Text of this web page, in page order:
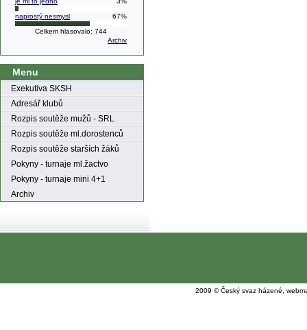
naprostý nesmysl
67%
Celkem hlasovalo: 744
Archiv
Menu
Exekutiva SKSH
Adresář klubů
Rozpis soutěže mužů - SRL
Rozpis soutěže ml.dorostenců
Rozpis soutěže starších žáků
Pokyny - turnaje ml.žactvo
Pokyny - turnaje mini 4+1
Archiv
2009 © Český svaz házené,